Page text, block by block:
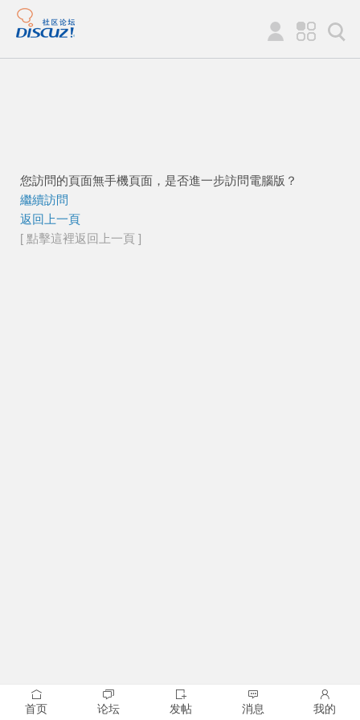
您訪問的頁面無手機頁面，是否進一步訪問電腦版？
繼續訪問
返回上一頁
[ 點擊這裡返回上一頁 ]
首页 论坛 发帖 消息 我的